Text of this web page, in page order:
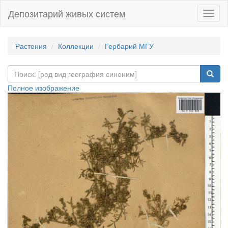
Депозитарий живых систем
Растения Коллекции Гербарий МГУ
Полное изображение